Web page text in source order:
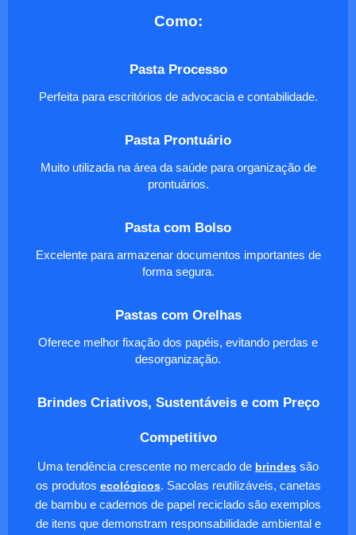
Como:
Pasta Processo
Perfeita para escritórios de advocacia e contabilidade.
Pasta Prontuário
Muito utilizada na área da saúde para organização de
prontuários.
Pasta com Bolso
Excelente para armazenar documentos importantes de
forma segura.
Pastas com Orelhas
Oferece melhor fixação dos papéis, evitando perdas e
desorganização.
Brindes Criativos, Sustentáveis e com Preço
Competitivo
Uma tendência crescente no mercado de brindes são
os produtos ecológicos. Sacolas reutilizáveis, canetas
de bambu e cadernos de papel reciclado são exemplos
de itens que demonstram responsabilidade ambiental e